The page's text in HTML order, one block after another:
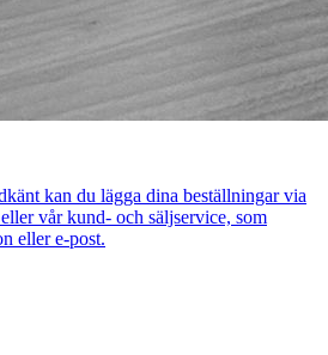
kan du lägga dina beställningar via
vår kund- och säljservice, som
eller e-post.